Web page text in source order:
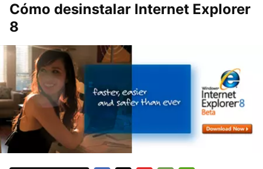
Cómo desinstalar Internet Explorer
8